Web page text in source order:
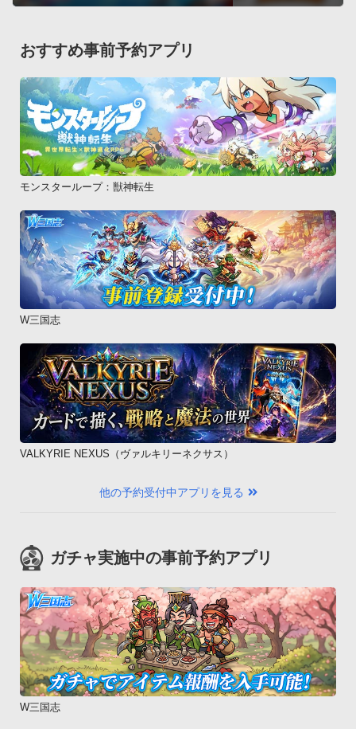
おすすめ事前予約アプリ
モンスターループ：獣神転生
W三国志
VALKYRIE NEXUS（ヴァルキリーネクサス）
他の予約受付中アプリを見る
ガチャ実施中の事前予約アプリ
W三国志